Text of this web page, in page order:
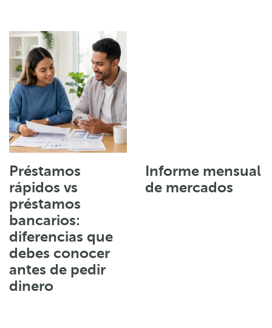
Préstamos
rápidos vs
préstamos
bancarios:
diferencias que
debes conocer
antes de pedir
dinero
Informe mensual
de mercados